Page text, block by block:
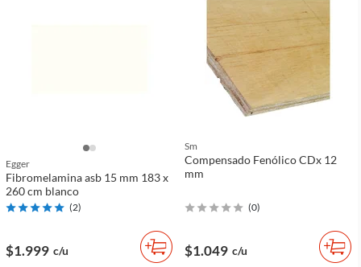
Egger
Fibromelamina asb 15 mm 183 x
260 cm blanco
(2)
$1.999 c/u
Sm
Compensado Fenólico CDx 12
mm
(0)
$1.049 c/u